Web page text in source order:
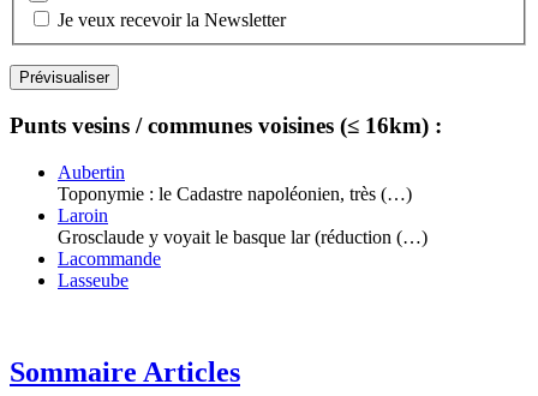
Je veux recevoir la Newsletter
Punts vesins / communes voisines (≤ 16km) :
Aubertin
Toponymie : le Cadastre napoléonien, très (…)
Laroin
Grosclaude y voyait le basque lar (réduction (…)
Lacommande
Lasseube
Sommaire Articles